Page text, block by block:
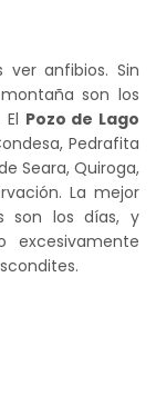
anfibios. Sin
son los
Pozo de Lago
Pedrafita
Seara, Quiroga,
La mejor
son los días, y
excesivamente